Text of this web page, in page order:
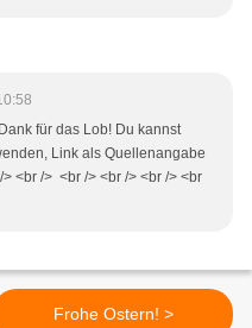
für das Lob! Du kannst
Link als Quellenangabe
<br /> <br /> <br /> <br /> <br
Frohe Ostern! >